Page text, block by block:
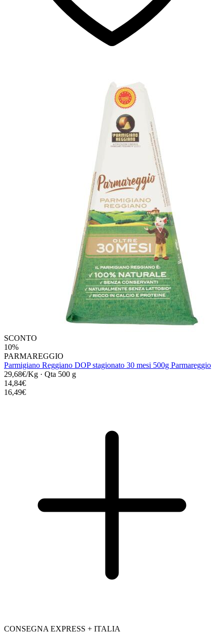
SCONTO
10%
PARMAREGGIO
Parmigiano Reggiano DOP stagionato 30 mesi 500g Parmareggio
29,68€/Kg · Qta 500 g
14,84€
16,49€
CONSEGNA EXPRESS + ITALIA